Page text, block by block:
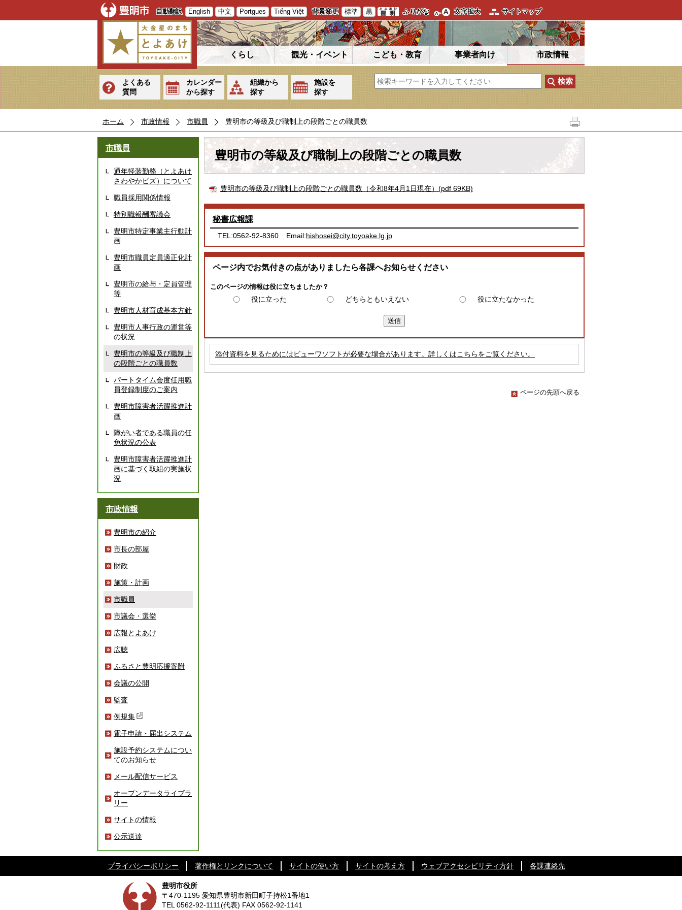
自動翻訳 English 中文 Portgues Tiếng Việt 背景変更 標準 黒 ふりがな 文字拡大 サイトマップ
くらし 観光・イベント こども・教育 事業者向け 市政情報
よくある
質問
カレンダー
から探す
組織から
探す
施設を
探す
ホーム 市政情報 市職員 豊明市の等級及び職制上の段階ごとの職員数
市職員
通年軽装勤務（とよあけ
さわやかビズ）について
職員採用関係情報
特別職報酬審議会
豊明市特定事業主行動計
画
豊明市職員定員適正化計
画
豊明市の給与・定員管理
等
豊明市人材育成基本方針
豊明市人事行政の運営等
の状況
豊明市の等級及び職制上
の段階ごとの職員数
パートタイム会度任用職
員登録制度のご案内
豊明市障害者活躍推進計
画
障がい者である職員の任
免状況の公表
豊明市障害者活躍推進計
画に基づく取組の実施状
況
市政情報
豊明市の紹介
市長の部屋
財政
施策・計画
市職員
市議会・選挙
広報とよあけ
広聴
ふるさと豊明応援寄附
会議の公開
監査
例規集
電子申請・届出システム
施設予約システムについ
てのお知らせ
メール配信サービス
オープンデータライブラ
リー
サイトの情報
公示送達
豊明市の等級及び職制上の段階ごとの職員数
豊明市の等級及び職制上の段階ごとの職員数（令和8年4月1日現在）(pdf 69KB)
秘書広報課
TEL:0562-92-8360 Email:hishosei@city.toyoake.lg.jp
ページ内でお気付きの点がありましたら各課へお知らせください
このページの情報は役に立ちましたか？
役に立った どちらともいえない 役に立たなかった
添付資料を見るためにはビューワソフトが必要な場合があります。詳しくはこちらをご覧ください。
ページの先頭へ戻る
プライバシーポリシー 著作権とリンクについて サイトの使い方 サイトの考え方 ウェブアクセシビリティ方針 各課連絡先
豊明市役所
〒470-1195 愛知県豊明市新田町子持松1番地1
TEL 0562-92-1111(代表) FAX 0562-92-1141